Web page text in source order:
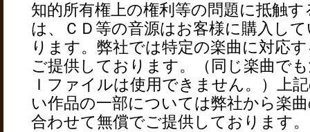
知的所有権上の権利等の問題に抵触
は、ＣＤ等の音源はお客様に購入し
ります。弊社では特定の楽曲に対応
ご提供しております。（同じ楽曲で
Ｉファイルは使用できません。）上
い作品の一部については弊社から楽
合わせて無償でご提供しております。